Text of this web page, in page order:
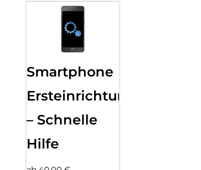
Smartphone
Ersteinrichtung
– Schnelle
Hilfe